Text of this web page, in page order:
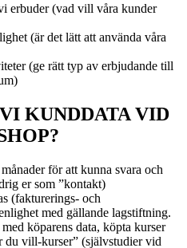
erbuder (vad vill våra kunder
(är det lätt att använda våra
(ge rätt typ av erbjudande till
KUNDDATA VID
för att kunna svara och
er som ”kontakt)
(fakturerings- och
med gällande lagstiftning.
med köparens data, köpta kurser
du vill-kurser” (självstudier vid